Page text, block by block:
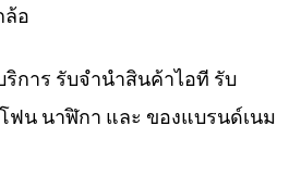
อ
การ รับจำนำสินค้าไอที รับ
ฟน นาฬิกา และ ของแบรนด์เนม